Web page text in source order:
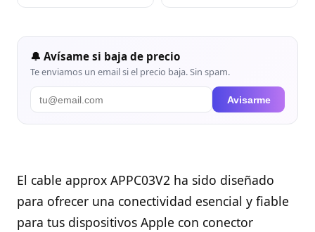
🔔 Avísame si baja de precio
Te enviamos un email si el precio baja. Sin spam.
Avisarme
El cable approx APPC03V2 ha sido diseñado
para ofrecer una conectividad esencial y fiable
para tus dispositivos Apple con conector